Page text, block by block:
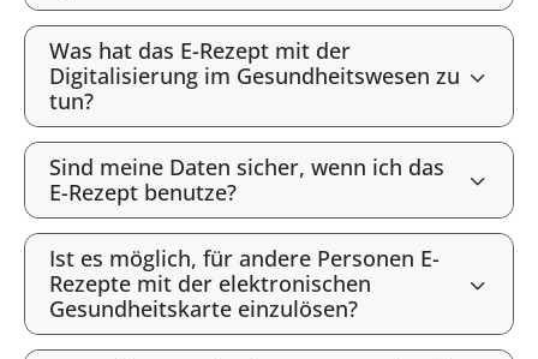
Was hat das E-Rezept mit der
Digitalisierung im Gesundheitswesen zu
tun?
Sind meine Daten sicher, wenn ich das
E-Rezept benutze?
Ist es möglich, für andere Personen E-
Rezepte mit der elektronischen
Gesundheitskarte einzulösen?